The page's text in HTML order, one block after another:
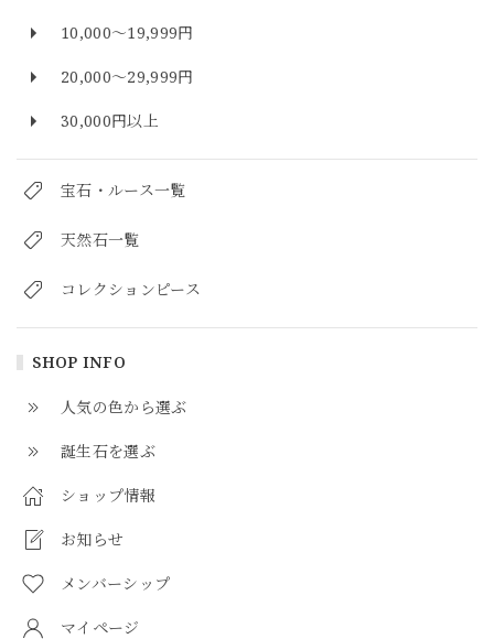
10,000～19,999円
20,000～29,999円
30,000円以上
宝石・ルース一覧
天然石一覧
コレクションピース
SHOP INFO
人気の色から選ぶ
誕生石を選ぶ
ショップ情報
お知らせ
メンバーシップ
マイページ